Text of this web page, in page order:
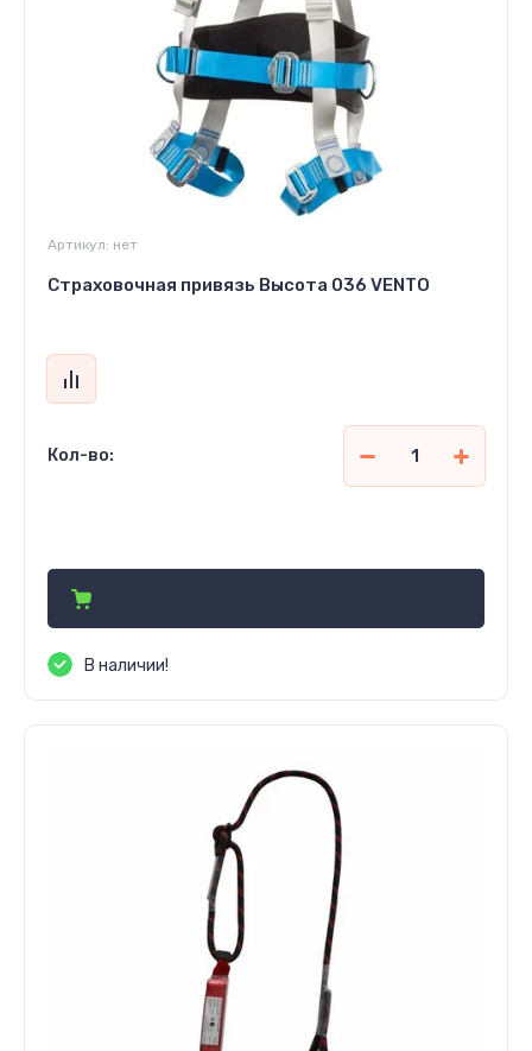
Артикул: нет
Страховочная привязь Высота 036 VENTO
Кол-во:
В наличии!